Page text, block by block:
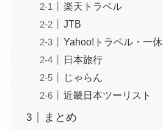
楽天トラベル
JTB
Yahoo!トラベル・一休
日本旅行
じゃらん
近畿日本ツーリスト
まとめ